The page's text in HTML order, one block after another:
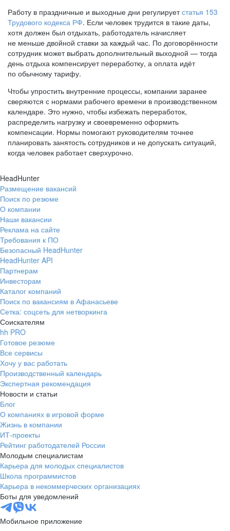
Работу в праздничные и выходные дни регулируетстатья 153
Трудового кодекса РФ. Если человек трудится в такие даты,
хотя должен был отдыхать, работодатель начисляет
не меньше двойной ставки за каждый час. По договорённости
сотрудник может выбрать дополнительный выходной — тогда
день отдыха компенсирует переработку, а оплата идёт
по обычному тарифу.
Чтобы упростить внутренние процессы, компании заранее
сверяются с нормами рабочего времени в производственном
календаре. Это нужно, чтобы избежать переработок,
распределить нагрузку и своевременно оформить
компенсации. Нормы помогают руководителям точнее
планировать занятость сотрудников и не допускать ситуаций,
когда человек работает сверхурочно.
HeadHunter
Размещение вакансий
Поиск по резюме
О компании
Наши вакансии
Реклама на сайте
Требования к ПО
Безопасный HeadHunter
HeadHunter API
Партнерам
Инвесторам
Каталог компаний
Поиск по вакансиям в Афанасьеве
Сетка: соцсеть для нетворкинга
Соискателям
hh PRO
Готовое резюме
Все сервисы
Хочу у вас работать
Производственный календарь
Экспертная рекомендация
Новости и статьи
Блог
О компаниях в игровой форме
Жизнь в компании
ИТ-проекты
Рейтинг работодателей России
Молодым специалистам
Карьера для молодых специалистов
Школа программистов
Карьера в некоммерческих организациях
Боты для уведомлений
Мобильное приложение